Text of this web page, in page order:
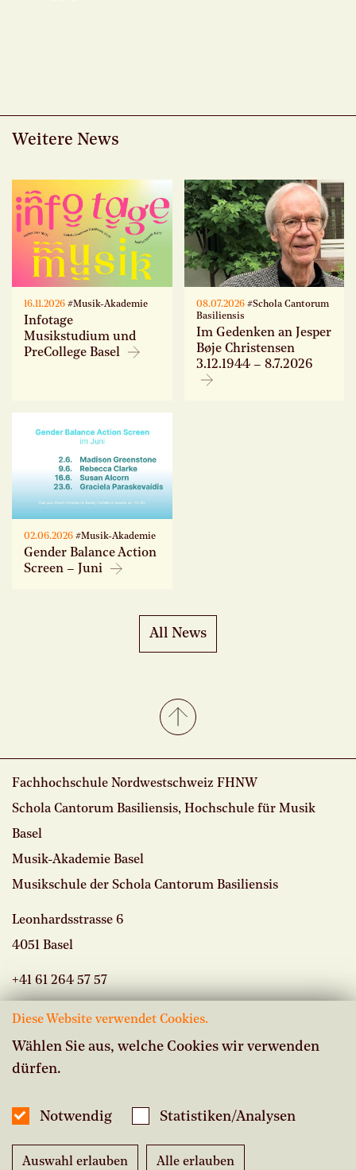
Weitere News
16.11.2026 #Musik-Akademie
Infotage
Musikstudium und
PreCollege Basel
08.07.2026#Schola Cantorum
Basiliensis
Im Gedenken an Jesper
Bøje Christensen
3.12.1944 – 8.7.2026
02.06.2026 #Musik-Akademie
Gender Balance Action
Screen – Juni
All News
Fachhochschule Nordwestschweiz FHNW
Schola Cantorum Basiliensis, Hochschule für Musik
Basel
Musik-Akademie Basel
Musikschule der Schola Cantorum Basiliensis
Leonhardsstrasse 6
4051 Basel
+41 61 264 57 57
Vacancies
Inside Studium
Diese Website verwendet Cookies.
Wählen Sie aus, welche Cookies wir verwenden
dürfen.
Notwendig Statistiken/Analysen
Auswahl erlauben Alle erlauben